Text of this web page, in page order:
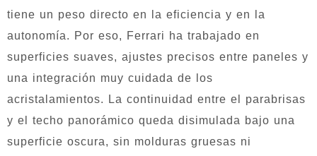
tiene un peso directo en la eficiencia y en la
autonomía. Por eso, Ferrari ha trabajado en
superficies suaves, ajustes precisos entre paneles y
una integración muy cuidada de los
acristalamientos. La continuidad entre el parabrisas
y el techo panorámico queda disimulada bajo una
superficie oscura, sin molduras gruesas ni